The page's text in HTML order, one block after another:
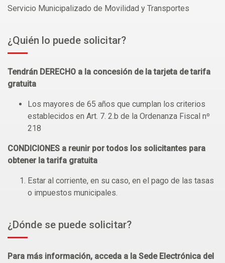
Servicio Municipalizado de Movilidad y Transportes
¿Quién lo puede solicitar?
Tendrán DERECHO a la concesión de la tarjeta de tarifa
gratuita
Los mayores de 65 años que cumplan los criterios
establecidos en Art. 7. 2.b de la Ordenanza Fiscal nº
218
CONDICIONES a reunir por todos los solicitantes para
obtener la tarifa gratuita
Estar al corriente, en su caso, en el pago de las tasas
o impuestos municipales.
¿Dónde se puede solicitar?
Para más información, acceda a la Sede Electrónica del